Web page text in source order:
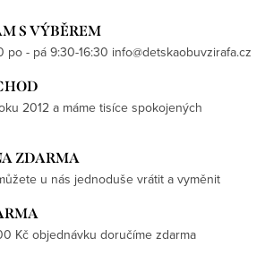
S VÝBĚREM
- pá 9:30-16:30 info@detskaobuvzirafa.cz
2012 a máme tisíce spokojených
ZDARMA
u nás jednoduše vrátit a vyměnit
Kč objednávku doručíme zdarma